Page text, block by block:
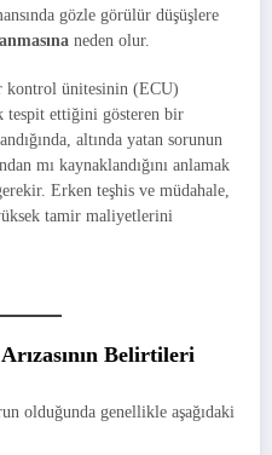
gözle görülür düşüşlere
neden olur.
kontrol ünitesinin (ECU)
tespit ettiğini gösteren bir
altında yatan sorunun
mı kaynaklandığını anlamak
Erken teşhis ve müdahale,
tamir maliyetlerini
Belirtileri
olduğunda genellikle aşağıdaki